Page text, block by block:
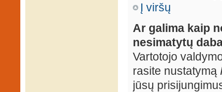
Į viršų
Ar galima kaip
nesimatytų
Vartotojo
rasite nustatymą
jūsų